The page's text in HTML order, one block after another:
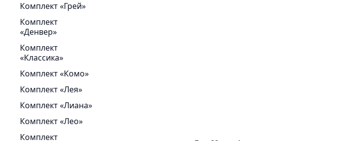
Комплект «Грей»
Комплект
«Денвер»
Комплект
«Классика»
Комплект «Комо»
Комплект «Лея»
Комплект «Лиана»
Комплект «Лео»
Комплект